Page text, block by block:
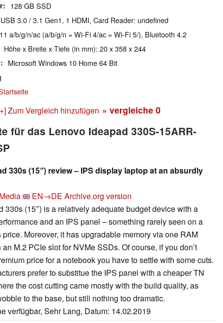
128 GB SSD
3.0 / 3.1 Gen1, 1 HDMI, Card Reader: undefined
a/b/g/n/ac (a/b/g/n = Wi-Fi 4/ac = Wi-Fi 5/), Bluetooth 4.2
Höhe x Breite x Tiefe (in mm): 20 x 358 x 244
Microsoft Windows 10 Home 64 Bit
Zum Vergleich hinzufügen » vergleiche 0
für das Lenovo Ideapad 330S-15ARR-
330s (15″) review – IPS display laptop at an absurdly
EN→DE Archive.org version
330s (15″) is a relatively adequate budget device with a
and an IPS panel – something rarely seen on a
price. Moreover, it has upgradable memory via one RAM
M.2 PCIe slot for NVMe SSDs. Of course, if you don’t
price for a notebook you have to settle with some cuts.
prefer to substitue the IPS panel with a cheaper TN
the cost cutting came mostly with the build quality, as
to the base, but still nothing too dramatic.
verfügbar, Sehr Lang, Datum: 14.02.2019